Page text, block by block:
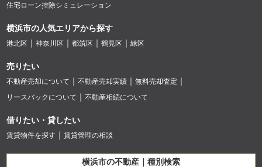
住宅ローン控除シミュレーション
横浜市の人気エリアから探す
港北区 神奈川区 都筑区 鶴見区 緑区
売りたい
不動産売却について 不動産売却実績
無料売却査定
リースバックについて
不動産相続について
借りたい・貸したい
賃貸物件を探す 賃貸管理の相談
横浜市の不動産｜種別検索